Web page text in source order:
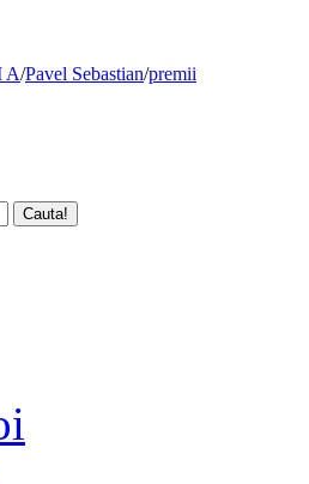
A/Pavel Sebastian/premii